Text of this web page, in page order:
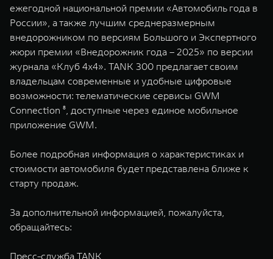
ежегодной национальной премии «Автомобиль года в
России», а также лучшим среднеразмерным
внедорожником по версиям Большого и Экспертного
жюри премии «Внедорожник года – 2025» по версии
журнала «Клуб 4x4». TANK 300 предлагает своим
владельцам современные и удобные цифровые
возможности: телематические сервисы GWM
Connection ⁸, доступные через единое мобильное
приложение GWM.
Более подробная информация о характеристиках и
стоимости автомобиля будет представлена ближе к
старту продаж.
За дополнительной информацией, пожалуйста,
обращайтесь:
Пресс-служба TANK